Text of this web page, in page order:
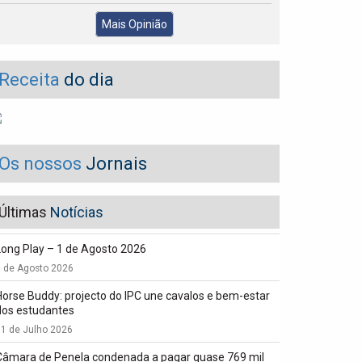
Mais Opinião
do dia
nossos Jornais
Notícias
Play – 1 de Agosto 2026
de Agosto 2026
Buddy: projecto do IPC une cavalos e bem-estar
estudantes
de Julho 2026
de Penela condenada a pagar quase 769 mil